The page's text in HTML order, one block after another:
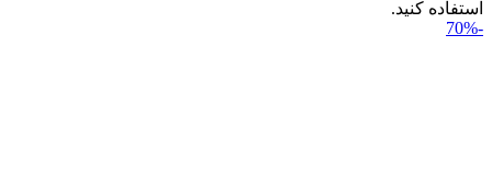
استفاده کنید.
-70%